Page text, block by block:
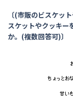
〔(市販のビスケッ
スケットやクッキー
か。(複数回答可)〕